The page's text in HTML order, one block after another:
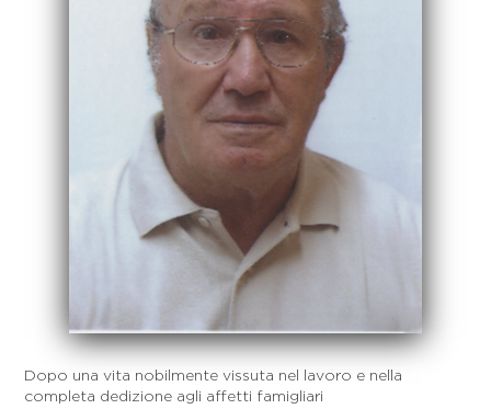
Dopo una vita nobilmente vissuta nel lavoro e nella
completa dedizione agli affetti famigliari